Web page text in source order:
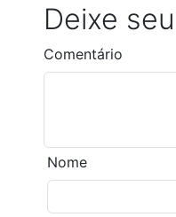
Deixe
Comentário
Nome